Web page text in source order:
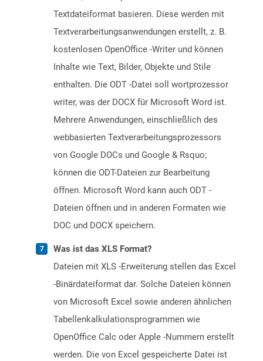
Textdateiformat basieren. Diese werden mit
Textverarbeitungsanwendungen erstellt, z. B.
kostenlosen OpenOffice -Writer und können
Inhalte wie Text, Bilder, Objekte und Stile
enthalten. Die ODT -Datei soll wortprozessor
writer, was der DOCX für Microsoft Word ist.
Mehrere Anwendungen, einschließlich des
webbasierten Textverarbeitungsprozessors
von Google DOCs und Google & Rsquo;
können die ODT-Dateien zur Bearbeitung
öffnen. Microsoft Word kann auch ODT -
Dateien öffnen und in anderen Formaten wie
DOC und DOCX speichern.
Was ist das XLS Format?
Dateien mit XLS -Erweiterung stellen das Excel
-Binärdateiformat dar. Solche Dateien können
von Microsoft Excel sowie anderen ähnlichen
Tabellenkalkulationsprogrammen wie
OpenOffice Calc oder Apple -Nummern erstellt
werden. Die von Excel gespeicherte Datei ist